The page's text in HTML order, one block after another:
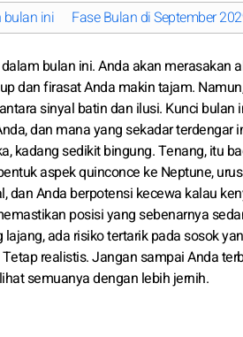
bulan ini Fase Bulan di September
bulan ini. Anda akan merasakan
dan firasat Anda makin tajam.
sinyal batin dan ilusi. Kunci bulan
dan mana yang sekadar terdengar
kadang sedikit bingung. Tenang, itu
aspek quinconce ke Neptune,
Anda berpotensi kecewa kalau
posisi yang sebenarnya
ada risiko tertarik pada sosok
realistis. Jangan sampai Anda
semuanya dengan lebih jernih.